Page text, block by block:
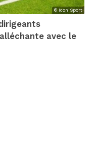
© Icon Sport
avec le